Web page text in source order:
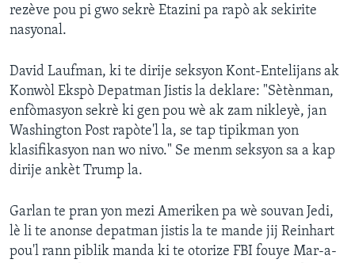
rezève pou pi gwo sekrè Etazini pa rapò ak sekirite
nasyonal.
David Laufman, ki te dirije seksyon Kont-Entelijans ak
Konwòl Ekspò Depatman Jistis la deklare: "Sètènman,
enfòmasyon sekrè ki gen pou wè ak zam nikleyè, jan
Washington Post rapòte'l la, se tap tipikman yon
klasifikasyon nan wo nivo." Se menm seksyon sa a kap
dirije ankèt Trump la.
Garlan te pran yon mezi Ameriken pa wè souvan Jedi,
lè li te anonse depatman jistis la te mande jij Reinhart
pou'l rann piblik manda ki te otorize FBI fouye Mar-a-